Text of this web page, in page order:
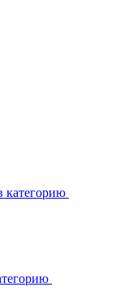
категорию